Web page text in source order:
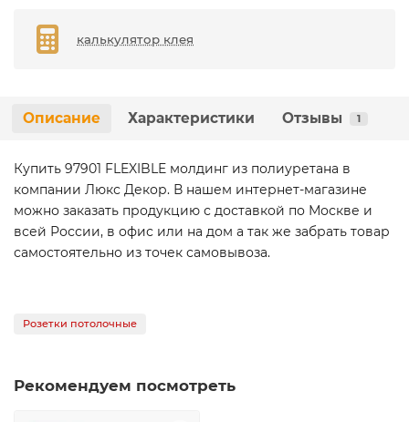
калькулятор клея
Описание Характеристики Отзывы 1
Купить 97901 FLEXIBLE молдинг из полиуретана в
компании Люкс Декор. В нашем интернет-магазине
можно заказать продукцию с доставкой по Москве и
всей России, в офис или на дом а так же забрать товар
самостоятельно из точек самовывоза.
Розетки потолочные
Рекомендуем посмотреть